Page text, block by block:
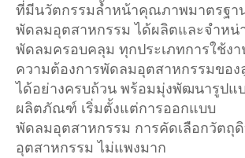
ที่มีนวัตกรรมล้ำหน้าคุณภาพมาตรฐา
พัดลมอุตสาหกรรม ได้ผลิตและจำหน่
พัดลมครอบคลุม ทุกประเภทการใช้งา
ความต้องการพัดลมอุตสาหกรรมของ
ได้อย่างครบถ้วน พร้อมมุ่งพัฒนารูป
ผลิตภัณฑ์ เริ่มตั้งแต่การออกแบบ
พัดลมอุตสาหกรรม การคัดเลือกวัตถุ
อุตสาหกรรม ไม่แพงมาก